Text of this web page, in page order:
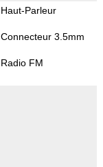
Haut-Parleur
Connecteur 3.5mm
Radio FM